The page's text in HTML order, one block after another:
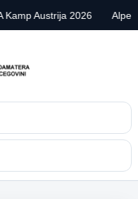
2026 Alpe Adria Contest